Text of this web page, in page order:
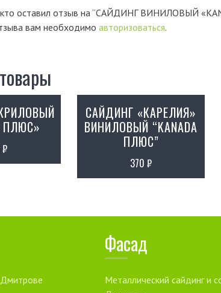
кто оставил отзыв на “САЙДИНГ ВИНИЛОВЫЙ
вам необходимо авторизоваться.
ПЛЮС»
₽
САЙДИНГ «КАРЕЛИЯ»
ВИНИЛОВЫЙ “KANADA
ПЛЮС”
370₽
Дмитрове
Фасад
Металлический сайдинг и